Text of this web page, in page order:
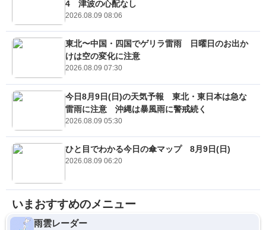
4 津波の心配なし
2026.08.09 08:06
東北〜中国・四国でゲリラ雷雨 日曜日のお出か
けは空の変化に注意
2026.08.09 07:30
今日8月9日(日)の天気予報 東北・東日本は急な
雷雨に注意 沖縄は暴風雨に警戒続く
2026.08.09 05:30
ひと目でわかる今日の傘マップ 8月9日(日)
2026.08.09 06:20
いまおすすめのメニュー
雨雲レーダー